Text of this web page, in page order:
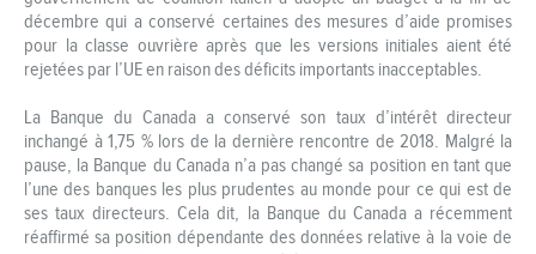
décembre qui a conservé certaines des mesures d’aide promises
pour la classe ouvrière après que les versions initiales aient été
rejetées par l’UE en raison des déficits importants inacceptables.
La Banque du Canada a conservé son taux d’intérêt directeur
inchangé à 1,75 % lors de la dernière rencontre de 2018. Malgré la
pause, la Banque du Canada n’a pas changé sa position en tant que
l’une des banques les plus prudentes au monde pour ce qui est de
ses taux directeurs. Cela dit, la Banque du Canada a récemment
réaffirmé sa position dépendante des données relative à la voie de